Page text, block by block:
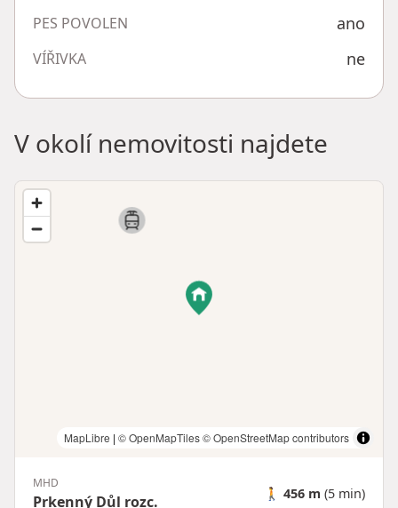
PES POVOLEN ano
VÍŘIVKA ne
V okolí nemovitosti najdete
MapLibre | © OpenMapTiles© OpenStreetMap contributors
MHD
Prkenný Důl rozc. 🚶 456 m (5 min)